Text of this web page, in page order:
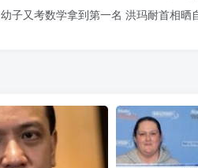
幼子又考数学拿到第一名 洪玛耐首相晒